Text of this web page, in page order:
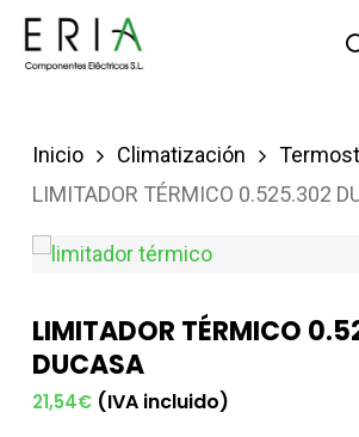
Saltar
Inicio Climatización
LIMITADOR TÉRMICO 0.525.302
LIMITADOR TÉRMICO
DUCASA
21,54€ (IVA incluido)